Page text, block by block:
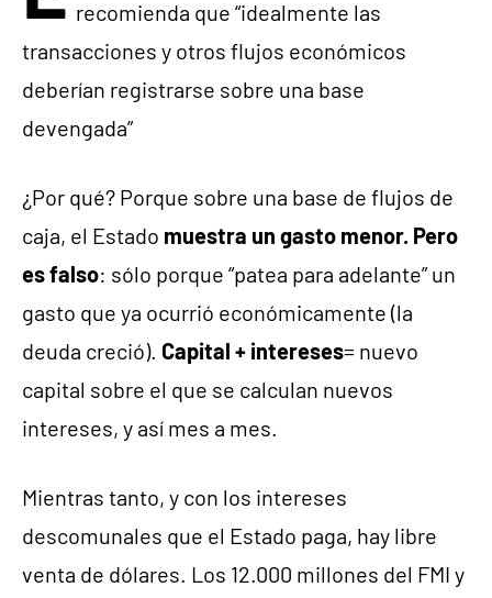
recomienda que “idealmente las
transacciones y otros flujos económicos
deberían registrarse sobre una base
devengada”
¿Por qué? Porque sobre una base de flujos de
caja, el Estado muestra un gasto menor. Pero
es falso: sólo porque “patea para adelante” un
gasto que ya ocurrió económicamente (la
deuda creció). Capital + intereses= nuevo
capital sobre el que se calculan nuevos
intereses, y así mes a mes.
Mientras tanto, y con los intereses
descomunales que el Estado paga, hay libre
venta de dólares. Los 12.000 millones del FMI y